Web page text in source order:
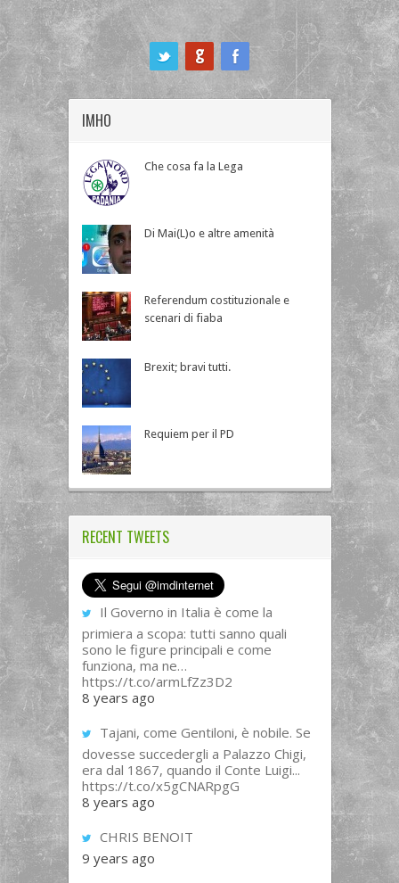
IMHO
Che cosa fa la Lega
Di Mai(L)o e altre amenità
Referendum costituzionale e
scenari di fiaba
Brexit; bravi tutti.
Requiem per il PD
RECENT TWEETS
Il Governo in Italia è come la
primiera a scopa: tutti sanno quali
sono le figure principali e come
funziona, ma ne…
https://t.co/armLfZz3D2
8 years ago
Tajani, come Gentiloni, è nobile. Se
dovesse succedergli a Palazzo Chigi,
era dal 1867, quando il Conte Luigi...
https://t.co/x5gCNARpgG
8 years ago
CHRIS BENOIT
9 years ago